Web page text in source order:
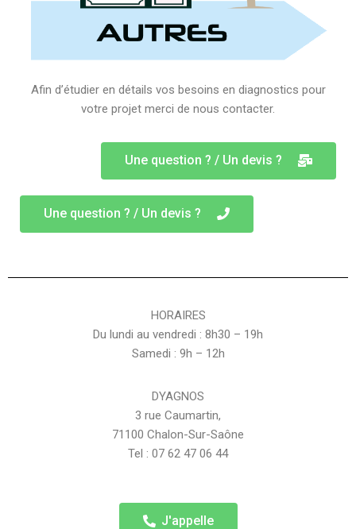
Afin d’étudier en détails vos besoins en diagnostics pour
votre projet merci de nous contacter.
Une question ? / Un devis ?
Une question ? / Un devis ?
HORAIRES
Du lundi au vendredi : 8h30 – 19h
Samedi : 9h – 12h
DYAGNOS
3 rue Caumartin,
71100 Chalon-Sur-Saône
Tel : 07 62 47 06 44
J'appelle